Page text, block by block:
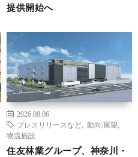
提供開始へ
2026.08.06
プレスリリースなど
動向/展望
物流施設
住友林業グループ、神奈川・